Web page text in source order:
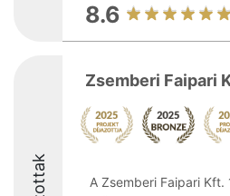
8.6
Zsemberi Faipari
A Zsemberi Faipari Kft.